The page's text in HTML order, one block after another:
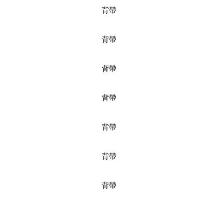
背帶
背帶
背帶
背帶
背帶
背帶
背帶